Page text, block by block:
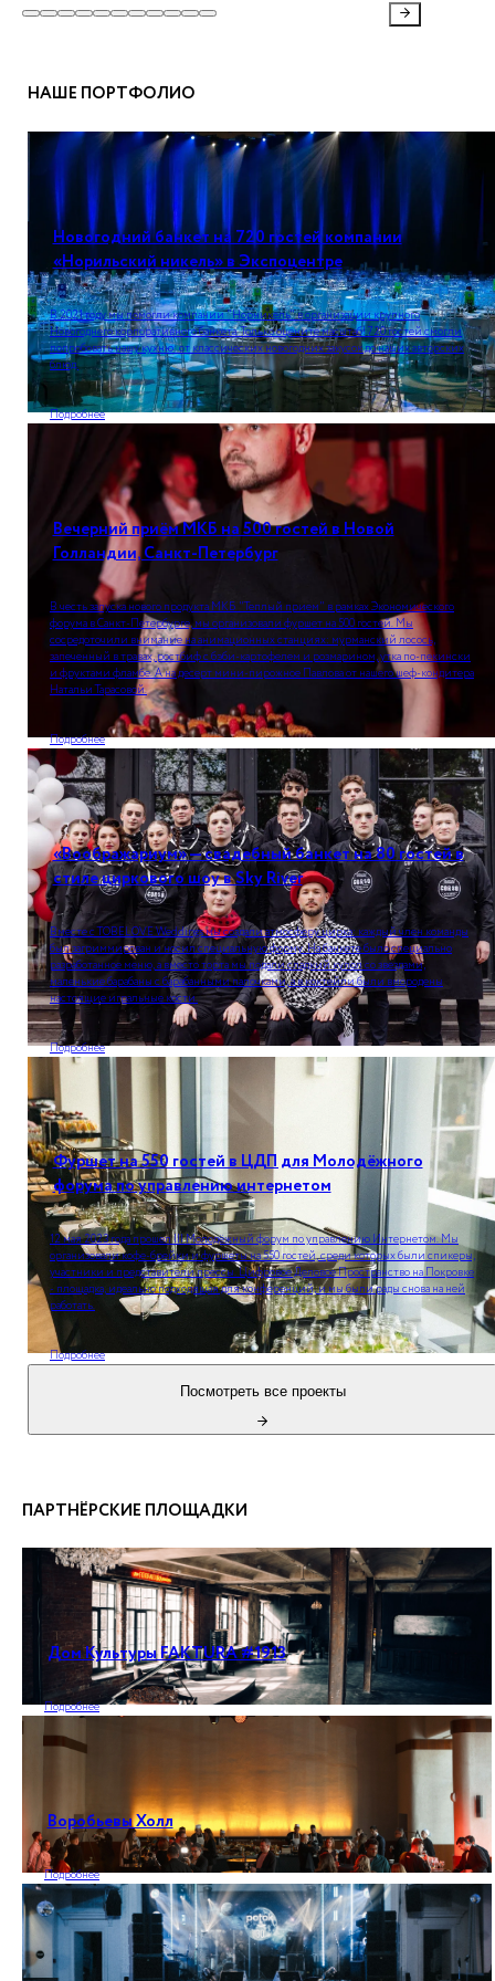
НАШЕ ПОРТФОЛИО
Новогодний банкет на 720 гостей компании
«Норильский никель» в Экспоцентре
В 2021 году мы помогли компании "Норникель" в организации крупного
Новогоднего корпоративного банкета. Только оцените масштаб! 720 гостей смогли
попробовать нашу кухню: от классических новогодних закусок до наших авторских
блюд.
Подробнее
Вечерний приём МКБ на 500 гостей в Новой
Голландии, Санкт-Петербург
В честь запуска нового продукта МКБ "Теплый прием" в рамках Экономического
форума в Санкт-Петербурге, мы организовали фуршет на 500 гостей. Мы
сосредоточили внимание на анимационных станциях: мурманский лосось,
запеченный в травах, ростбиф с бэби-картофелем и розмарином, утка по-пекински
и фруктами фламбе. А на десерт мини-пирожное Павлова от нашего шеф-кондитера
Натальи Тарасовой.
Подробнее
«Воображариум» — свадебный банкет на 80 гостей в
стиле циркового шоу в Sky River
Вместе с TOBELOVE Weddings мы создали атмосферу цирка: каждый член команды
был загриммирован и носил специальную форму. На банкете было специально
разработанное меню, а вместо торта мы подали сладкий купол со звездами,
маленькие барабаны с барабанными палочками, а в коктейли были вмородены
настоящие игральные кости.
Подробнее
Фуршет на 550 гостей в ЦДП для Молодёжного
форума по управлению интернетом
12 мая 2023 года прошел III Молодёжный форум по управлению Интернетом. Мы
организовали кофе-брейки и фуршеты на 550 гостей, среди которых были спикеры,
участники и представители прессы. Цифровое Деловое Пространство на Покровке
- площадка, идеально подходящая для конференций, и мы были рады снова на ней
работать.
Подробнее
Посмотреть все проекты
ПАРТНЁРСКИЕ ПЛОЩАДКИ
Дом Культуры FAKTURA #1913
Подробнее
Воробьевы Холл
Подробнее